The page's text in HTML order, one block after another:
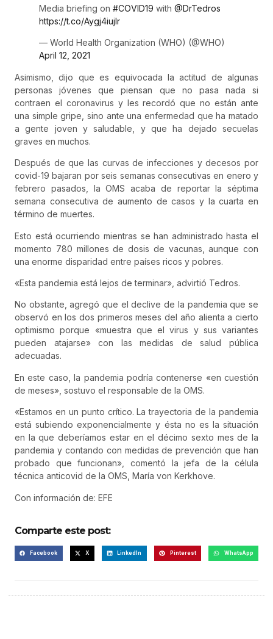
Media briefing on #COVID19 with @DrTedros
https://t.co/Aygj4iujIr
— World Health Organization (WHO) (@WHO)
April 12, 2021
Asimismo, dijo que es equivocada la actitud de algunas
personas jóvenes que piensan que no pasa nada si
contraen el coronavirus y les recordó que no están ante
una simple gripe, sino ante una enfermedad que ha matado
a gente joven y saludable, y que ha dejado secuelas
graves en muchos.
Después de que las curvas de infecciones y decesos por
covid-19 bajaran por seis semanas consecutivas en enero y
febrero pasados, la OMS acaba de reportar la séptima
semana consecutiva de aumento de casos y la cuarta en
término de muertes.
Esto está ocurriendo mientras se han administrado hasta el
momento 780 millones de dosis de vacunas, aunque con
una enorme disparidad entre países ricos y pobres.
«Esta pandemia está lejos de terminar», advirtió Tedros.
No obstante, agregó que el declive de la pandemia que se
observó en los dos primeros meses del año alienta a cierto
optimismo porque «muestra que el virus y sus variantes
pueden atajarse» con las medidas de salud pública
adecuadas.
En este caso, la pandemia podría contenerse «en cuestión
de meses», sostuvo el responsable de la OMS.
«Estamos en un punto crítico. La trayectoria de la pandemia
está subiendo exponencialmente y ésta no es la situación
en la que deberíamos estar en el décimo sexto mes de la
pandemia y contando con medidas de prevención que han
probado que funcionan», comentó la jefa de la célula
técnica anticovid de la OMS, María von Kerkhove.
Con información de: EFE
Comparte este post:
Facebook X LinkedIn Pinterest WhatsApp